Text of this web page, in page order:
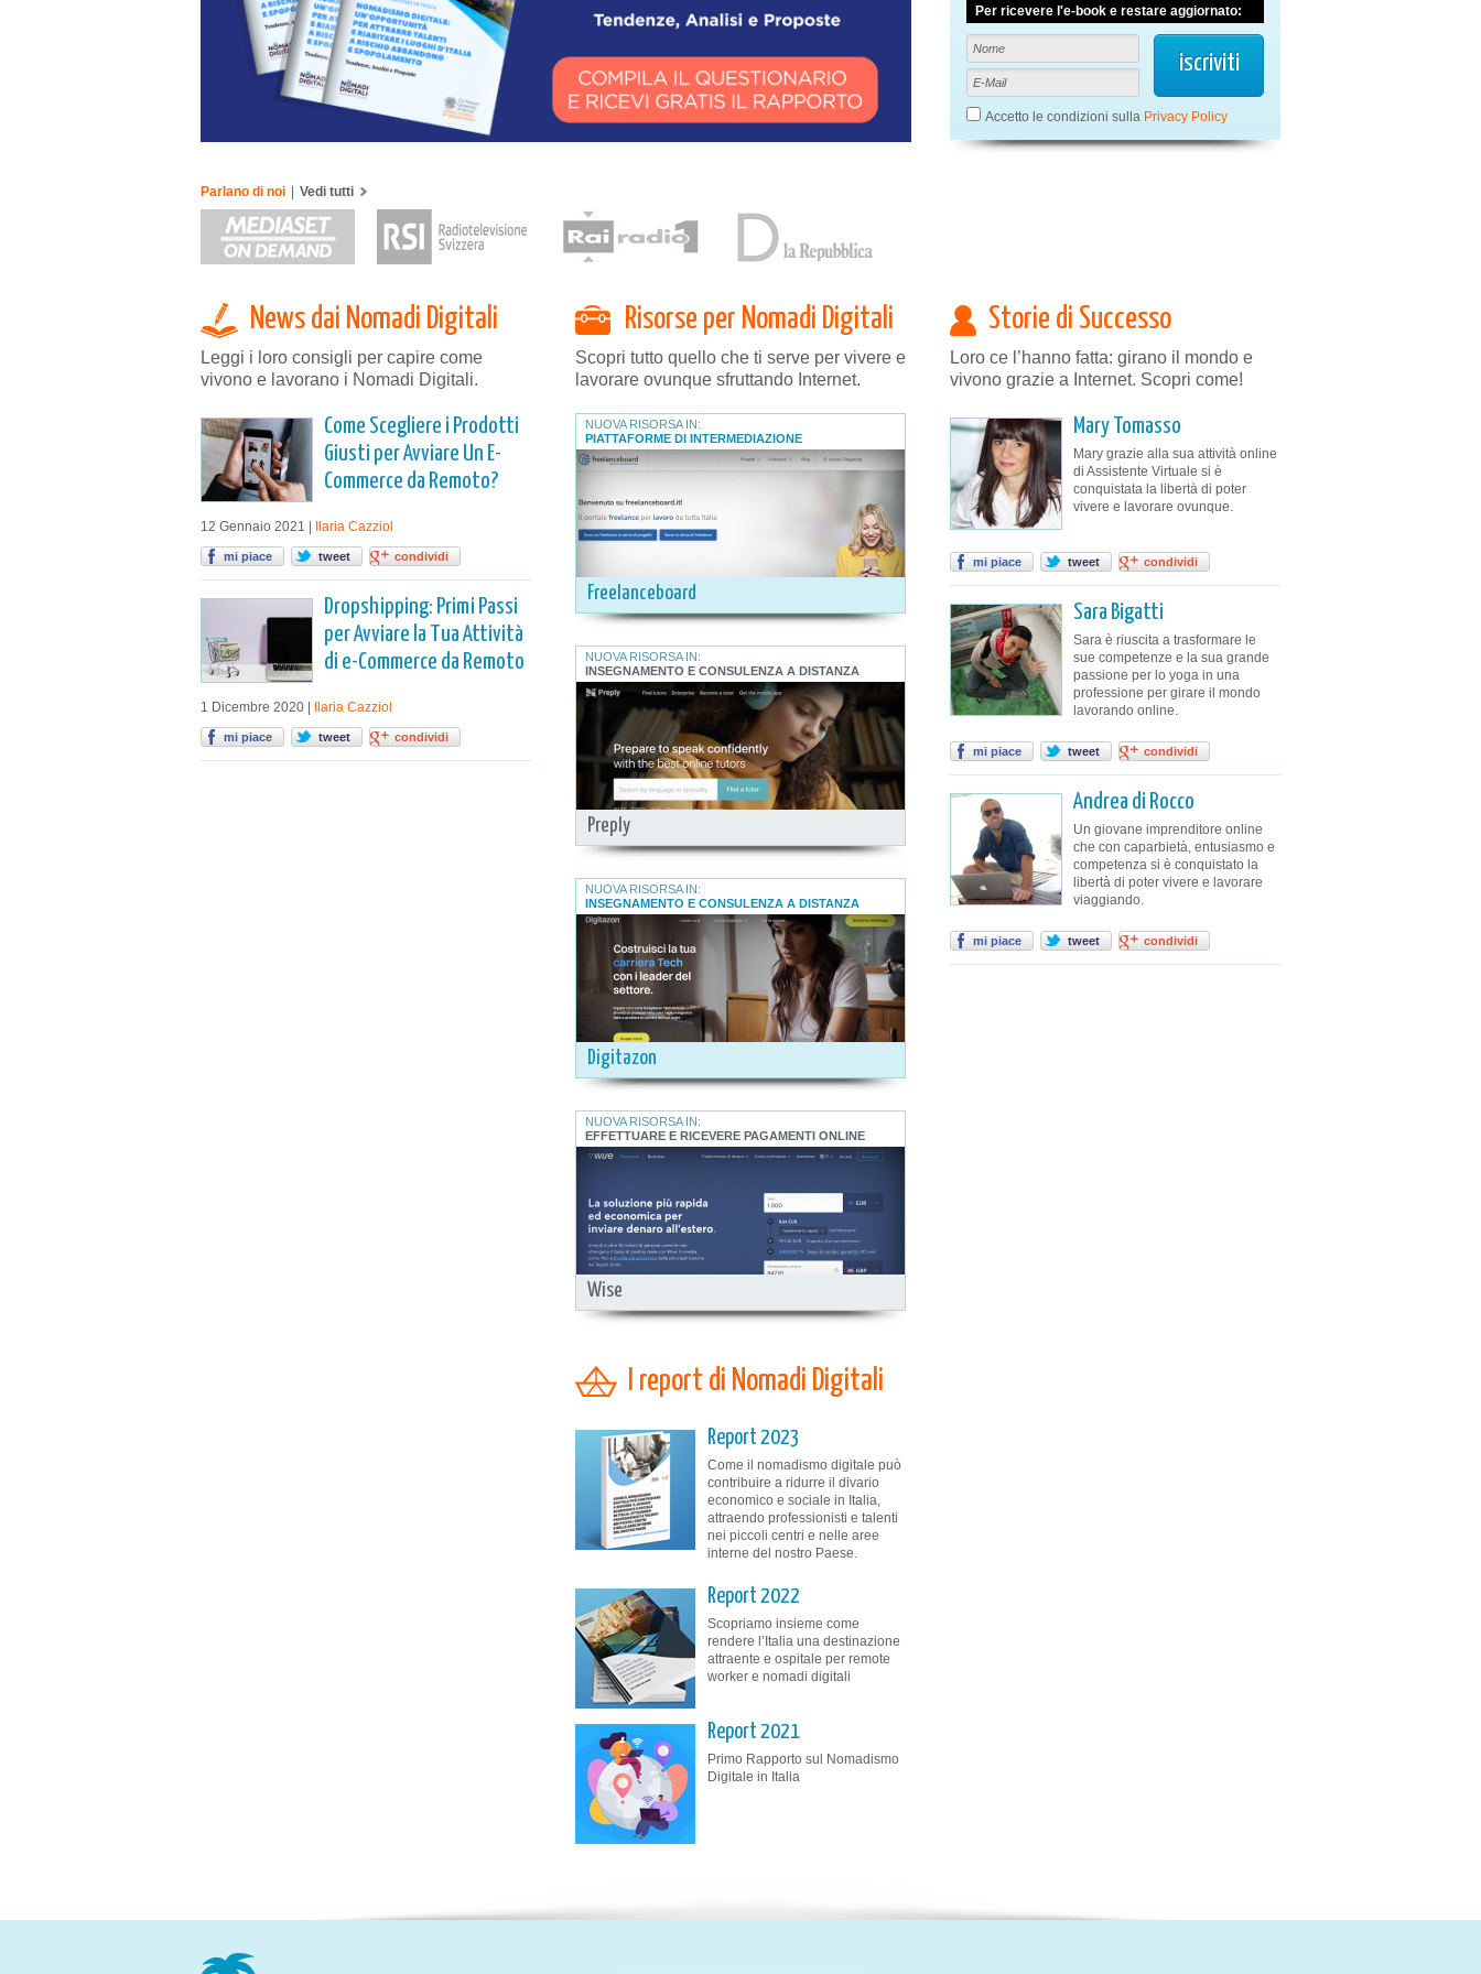
Per ricevere l'e-book e restare aggiornato:
Accetto le condizioni sulla Privacy Policy
Parlano di noi | Vedi tutti
News dai Nomadi Digitali
Leggi i loro consigli per capire come
vivono e lavorano i Nomadi Digitali.
Come Scegliere i Prodotti
Giusti per Avviare Un E-
Commerce da Remoto?
12 Gennaio 2021 | Ilaria Cazziol
mi piace tweet condividi
Dropshipping: Primi Passi
per Avviare la Tua Attività
di e-Commerce da Remoto
1 Dicembre 2020 | Ilaria Cazziol
mi piace tweet condividi
Risorse per Nomadi Digitali
Scopri tutto quello che ti serve per vivere e
lavorare ovunque sfruttando Internet.
Freelanceboard
NUOVA RISORSA IN:
PIATTAFORME DI INTERMEDIAZIONE
Preply
NUOVA RISORSA IN:
INSEGNAMENTO E CONSULENZA A DISTANZA
Digitazon
NUOVA RISORSA IN:
INSEGNAMENTO E CONSULENZA A DISTANZA
Wise
NUOVA RISORSA IN:
EFFETTUARE E RICEVERE PAGAMENTI ONLINE
I report di Nomadi Digitali
Report 2023
Come il nomadismo digitale può
contribuire a ridurre il divario
economico e sociale in Italia,
attraendo professionisti e talenti
nei piccoli centri e nelle aree
interne del nostro Paese.
Report 2022
Scopriamo insieme come
rendere l’Italia una destinazione
attraente e ospitale per remote
worker e nomadi digitali
Report 2021
Primo Rapporto sul Nomadismo
Digitale in Italia
Storie di Successo
Loro ce l’hanno fatta: girano il mondo e
vivono grazie a Internet. Scopri come!
Mary Tomasso
Mary grazie alla sua attività online
di Assistente Virtuale si è
conquistata la libertà di poter
vivere e lavorare ovunque.
mi piace tweet condividi
Sara Bigatti
Sara è riuscita a trasformare le
sue competenze e la sua grande
passione per lo yoga in una
professione per girare il mondo
lavorando online.
mi piace tweet condividi
Andrea di Rocco
Un giovane imprenditore online
che con caparbietà, entusiasmo e
competenza si è conquistato la
libertà di poter vivere e lavorare
viaggiando.
mi piace tweet condividi